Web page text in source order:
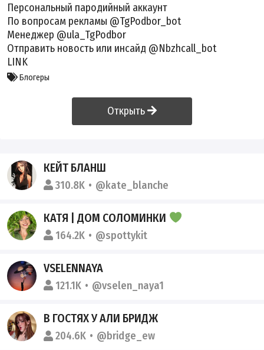
Персональный пародийный аккаунт
По вопросам рекламы @TgPodbor_bot
Менеджер @ula_TgPodbor
Отправить новость или инсайд @Nbzhcall_bot
LINK
Блогеры
Открыть
КЕЙТ БЛАНШ
310.8K @kate_blanche
КАТЯ | ДОМ СОЛОМИНКИ
164.2K @spottykit
VSELENNAYA
121.1K @vselen_naya1
В ГОСТЯХ У АЛИ БРИДЖ
204.6K @bridge_ew